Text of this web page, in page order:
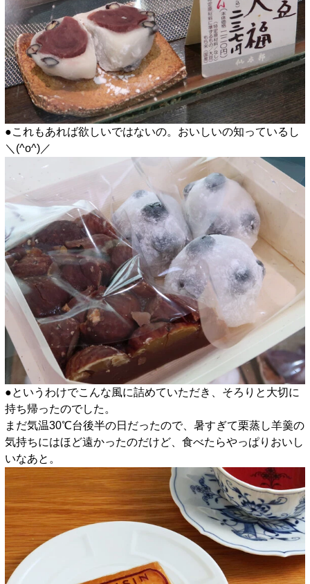
●これもあれば欲しいではないの。おいしいの知っているし
＼(^o^)／
●というわけでこんな風に詰めていただき、そろりと大切に
持ち帰ったのでした。
まだ気温30℃台後半の日だったので、暑すぎて栗蒸し羊羹の
気持ちにはほど遠かったのだけど、食べたらやっぱりおいし
いなあと。